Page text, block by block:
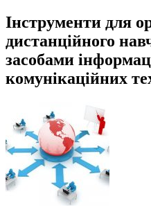
Інструменти для
дистанційного
засобами
комунікаційних